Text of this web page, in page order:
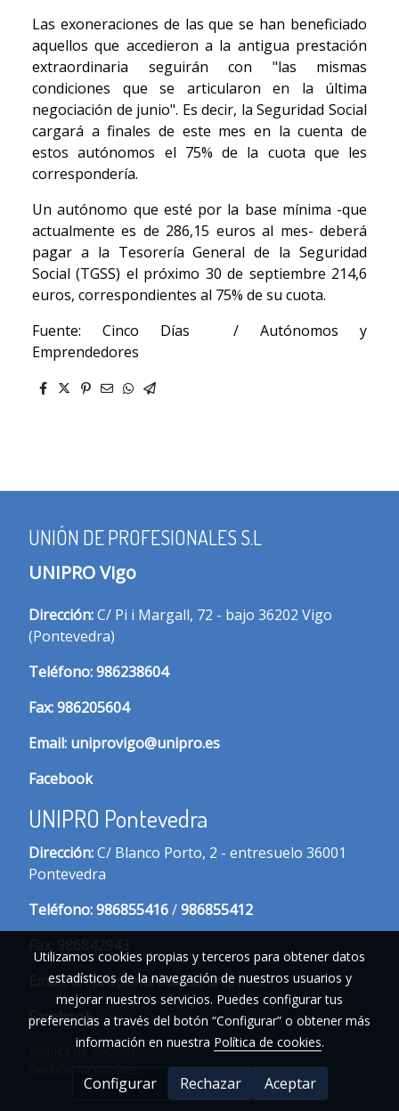
Las exoneraciones de las que se han beneficiado
aquellos que accedieron a la antigua prestación
extraordinaria seguirán con "las mismas
condiciones que se articularon en la última
negociación de junio". Es decir, la Seguridad Social
cargará a finales de este mes en la cuenta de
estos autónomos el 75% de la cuota que les
correspondería.
Un autónomo que esté por la base mínima -que
actualmente es de 286,15 euros al mes- deberá
pagar a la Tesorería General de la Seguridad
Social (TGSS) el próximo 30 de septiembre 214,6
euros, correspondientes al 75% de su cuota.
Fuente: Cinco Días / Autónomos y
Emprendedores
UNIÓN DE PROFESIONALES S.L
UNIPRO Vigo
Dirección:C/ Pi i Margall, 72 - bajo 36202 Vigo
(Pontevedra)
Teléfono:986238604
Fax:986205604
Email: uniprovigo@unipro.es
Facebook
UNIPRO Pontevedra
Dirección:C/ Blanco Porto, 2 - entresuelo 36001
Pontevedra
Teléfono:986855416/986855412
Email:unipropontevedra@unipro.es
Facebook
Política de cookies
Utilizamos cookies propias y terceros para obtener datos
estadísticos de la navegación de nuestros usuarios y
mejorar nuestros servicios. Puedes configurar tus
preferencias a través del botón “Configurar” o obtener más
información en nuestra Política de cookies.
Configurar Rechazar Aceptar